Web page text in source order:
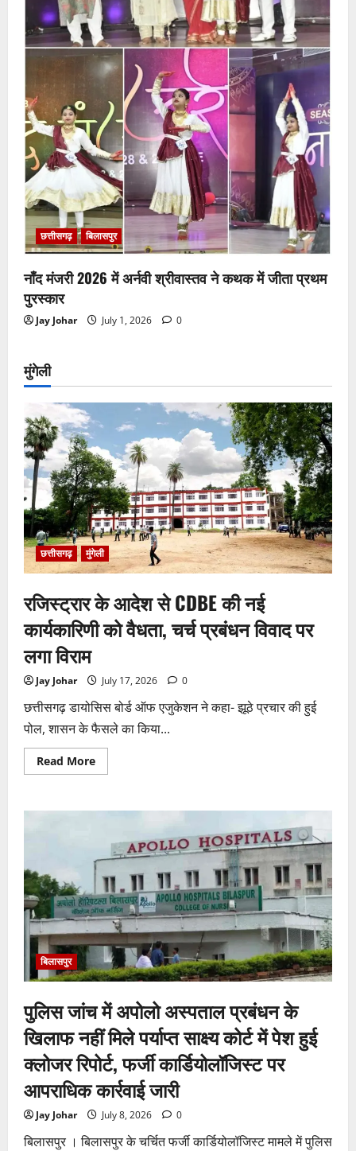
छत्तीसगढ़ बिलासपुर
नाँद मंजरी 2026 में अर्नवी श्रीवास्तव ने कथक में जीता प्रथम
पुरस्कार
Jay Johar July 1, 2026 0
मुंगेली
छत्तीसगढ़ मुंगेली
रजिस्ट्रार के आदेश से CDBE की नई
कार्यकारिणी को वैधता, चर्च प्रबंधन विवाद पर
लगा विराम
Jay Johar July 17, 2026 0
छत्तीसगढ़ डायोसिस बोर्ड ऑफ एजुकेशन ने कहा- झूठे प्रचार की हुई
पोल, शासन के फैसले का किया...
Read MoreRead
more
आदेश
नई
कार्यकारिणी
को
वैधता,
चर्च
प्रबंधन
विवाद
पर
लगा
विराम
बिलासपुर
पुलिस जांच में अपोलो अस्पताल प्रबंधन के
खिलाफ नहीं मिले पर्याप्त साक्ष्य कोर्ट में पेश हुई
क्लोजर रिपोर्ट, फर्जी कार्डियोलॉजिस्ट पर
आपराधिक कार्रवाई जारी
Jay Johar July 8, 2026 0
बिलासपुर । बिलासपुर के चर्चित फर्जी कार्डियोलॉजिस्ट मामले में पुलिस